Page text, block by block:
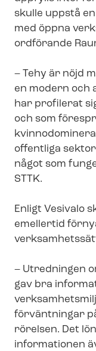
skulle uppstå
med öppna
ordförande
– Tehy är nöjd
en modern och
har profilerat
och som
offentliga
något som
STTK.
Enligt Vesivalo
emellertid
– Utredningen
gav bra
förväntningar
rö­rel­sen. Det
informationen